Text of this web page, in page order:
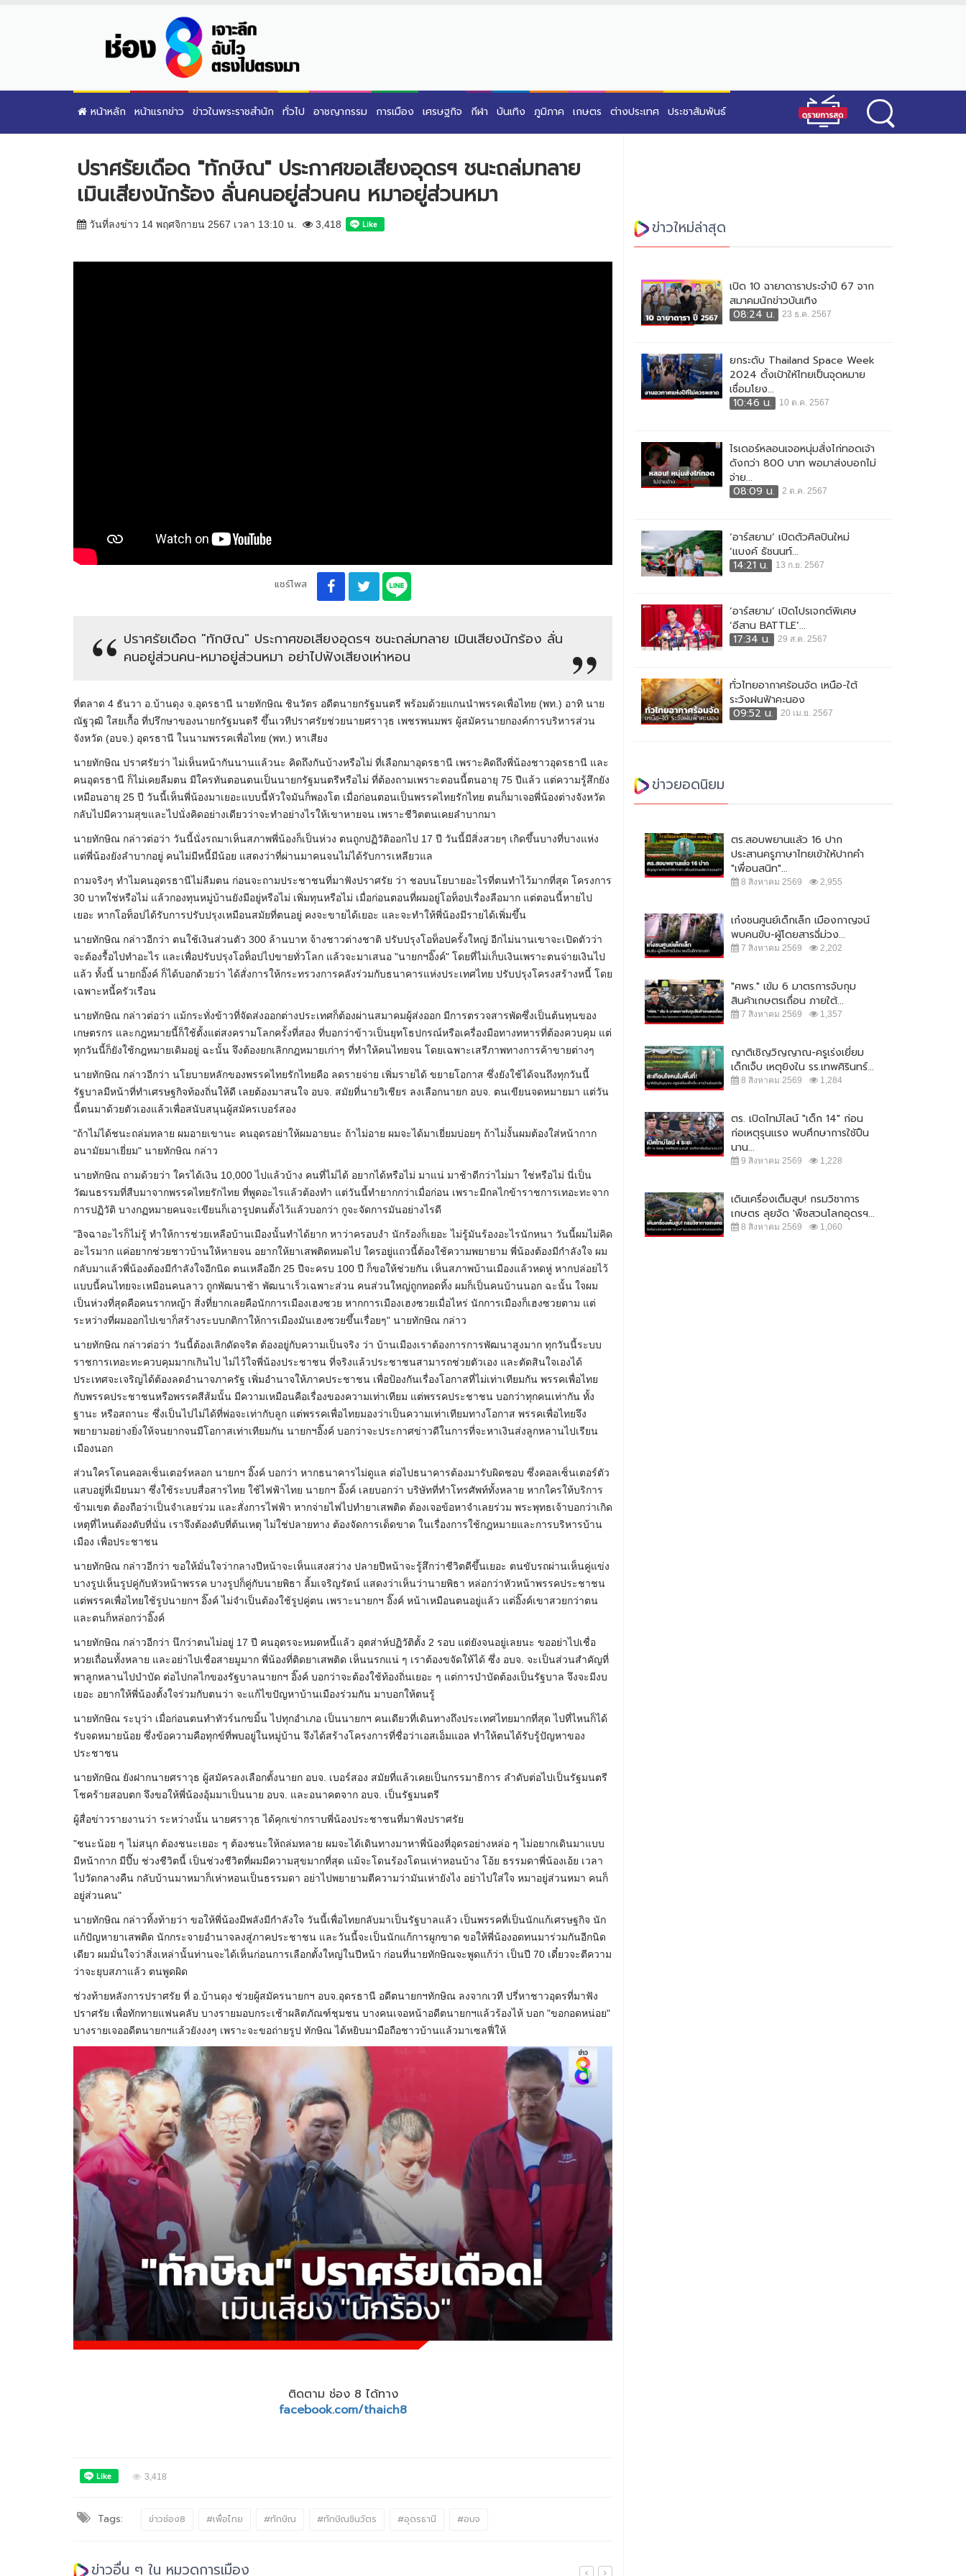
หน้าหลัก หน้าแรกข่าว ข่าวในพระราชสำนัก ทั่วไป อาชญากรรม การเมือง เศรษฐกิจ กีฬา บันเทิง ภูมิภาค เกษตร ต่างประเทศ ประชาสัมพันธ์
ปราศรัยเดือด "ทักษิณ" ประกาศขอเสียงอุดรฯ ชนะถล่มทลาย
เมินเสียงนักร้อง ลั่นคนอยู่ส่วนคน หมาอยู่ส่วนหมา
วันที่ลงข่าว 14 พฤศจิกายน 2567 เวลา 13:10 น. 3,418
แชร์โพส
ปราศรัยเดือด "ทักษิณ" ประกาศขอเสียงอุดรฯ ชนะถล่มทลาย เมินเสียงนักร้อง ลั่น
คนอยู่ส่วนคน-หมาอยู่ส่วนหมา อย่าไปฟังเสียงเห่าหอน
ที่ตลาด​ 4 ธันวา อ.บ้านดุง จ.อุดรธานี นายทักษิณ ชินวัตร อดีตนายกรัฐมนตรี พร้อมด้วยแกนนำพรรคเพื่อไทย (พท.) อาทิ นาย
ณัฐวุฒิ ใสยเกื้อ ที่ปรึกษาของนายกรัฐมนตรี ขึ้นเวทีปราศรัยช่วยนายศราวุธ เพชรพนมพร ผู้สมัครนายกองค์การบริหารส่วน
จังหวัด (อบจ.) อุดรธานี ในนามพรรคเพื่อไทย (พท.) หาเสียง
นายทักษิณ ปราศรัยว่า ไม่เห็นหน้ากันนานแล้วนะ คิดถึงกันบ้างหรือไม่ ที่เลือกมาอุดรธานี​ เพราะคิดถึงพี่น้องชาวอุดรธานี และ
คนอุดรธานี​ ก็ไม่เคยลืมตน มีใครทันตอนตนเป็นนายกรัฐมนตรีหรือไม่ ที่ต้องถามเพราะตอนนี้ตนอายุ 75 ปีแล้ว ​แต่ความรู้สึกยัง
เหมือนอายุ 25 ปี วันนี้เห็นพี่น้องมาเยอะแบบนี้หัวใจมันก็พองโต เมื่อก่อนตอนเป็นพรรคไทยรักไทย ตนก็มาเจอพี่น้องต่างจังหวัด
กลับไปมีความสุขและไปนั่งคิดอย่างเดียวว่าจะทำอย่างไรให้เขาหายจน เพราะชีวิตตนเคยลำบากมา
นายทักษิณ กล่าวต่อว่า วันนี้นั่งรถมาเห็นสภาพพี่น้องก็เป็นห่วง ตนถูกปฏิวัติออกไป 17 ปี วันนี้มีสิ่งสวยๆ เกิดขึ้นบางที่บางแห่ง
แต่พี่น้องยังลำบากอยู่ คนไม่มีหนี้มีน้อย แสดงว่าที่ผ่านมาคนจนไม่ได้รับการเหลียวแล
ถามจริงๆ ทำไมคนอุดรธานีไม่ลืมตน ก่อนจะถามประชาชนที่มาฟังปราศรัย​ ว่า ชอบนโยบายอะไรที่ตนทำไว้มากที่สุด โครงการ
30 บาทใช่หรือไม่ แล้วกองทุนหมู่บ้านยังมีอยู่หรือไม่ เพิ่มทุนหรือไม่ เมื่อก่อนตอนที่ผมอยู่โอท็อปเรื่องลือมาก แต่ตอนนี้หายไป
เยอะ หากโอท็อปได้รับการปรับปรุงเหมือนสมัยที่ตนอยู่ คงจะขายได้เยอะ และจะทำให้พี่น้องมีรายได้เพิ่มขึ้น
นายทักษิณ กล่าวอีกว่า ตนใช้เงินส่วนตัว 300 ล้านบาท​ จ้างชาวต่างชาติ ปรับปรุงโอท็อปครั้งใหญ่ อีกไม่นานเขาจะเปิดตัวว่า​
จะต้องรื้อไปทำอะไร และเพื่อปรับปรุงโอท็อปไปขายทั่วโลก แล้วจะมาเสนอ​ "นายกฯอิ๊งค์" โดยที่ไม่เก็บเงินเพราะตนจ่ายเงินไป
แล้ว ทั้งนี้ นายกอิ๊งค์ ก็ได้บอกด้วยว่า ได้สั่งการให้กระทรวงการคลังร่วมกับธนาคารแห่งประเทศไทย ปรับปรุงโครงสร้างหนี้ โดย
เฉพาะหนี้ครัวเรือน
นายทักษิณ กล่าวต่อว่า แม้กระทั่งข้าวที่จัดส่งออกต่างประเทศก็ต้องผ่านสมาคมผู้ส่งออก มีการตรวจสารพัดซึ่งเป็นต้นทุนของ
เกษตรกร และกฎหมายนี้ก็ใช้ตั้งแต่สงครามโลกครั้งที่สอง ที่บอกว่าข้าวเป็นยุทโธปกรณ์หรือเครื่องมือทางทหารที่ต้องควบคุม แต่
ทุกวันนี้ก็ยังใช้กฎหมายเดิมอยู่ ฉะนั้น จึงต้องยกเลิกกฎหมายเก่าๆ ที่ทำให้คนไทยจน โดยเฉพาะเสรีภาพทางการค้าขายต่างๆ
นายทักษิณ กล่าวอีกว่า นโยบายหลักของพรรคไทยรักไทยคือ ลดรายจ่าย เพิ่มรายได้ ขยายโอกาส ซึ่งยังใช้ได้จนถึงทุกวันนี้
รัฐบาลมีหน้าที่ทำเศรษฐกิจท้องถิ่นให้ดี เลยต้องมาสนใจ​ อบจ. สมัยที่นายวิเชียร​ ลงเลือกนายก​ อบจ. ตนเขียนจดหมายมา แต่วัน
นี้ตนมาด้วยตัวเองแล้วเพื่อสนับสนุนผู้สมัครเบอร์สอง
"ถ้าไม่ได้ชนะถล่มทลาย ผมอายเขานะ คนอุดรอย่าให้ผมอายนะ ถ้าไม่อาย ผมจะได้มาเยี่ยมบ่อยๆ ถ้าไม่งั้นผมต้องใส่หน้ากาก
อนามัยมาเยี่ยม" นายทักษิณ กล่าว
นายทักษิณ​ ถามด้วยว่า​ ใครได้เงิน 10,000 ไปแล้วบ้าง คนที่ไม่ได้ อยากได้หรือไม่ มาแน่ มาช้าดีกว่าไม่มา​ ใช่หรือไม่ นี่เป็น
วัฒนธรรมที่สืบมาจากพรรคไทยรักไทย​ ที่พูดอะไรแล้วต้องทำ แต่วันนี้ทำยากกว่าเมื่อก่อน เพราะมีกลไกข้าราชการเทอะทะจาก
การปฏิวัติ บางกฏหมายคนจะเขียนก็เอารูปตนตั้งไว้แล้วบอกว่า กูจะจัดการมันอย่างไรดี
"อิจฉาอะไรก็ไม่รู้ ทำให้การช่วยเหลือบ้านเมืองนั้นทำได้ยาก หาว่าครอบงำ นักร้องก็เยอะ ไม่รู้มันร้องอะไรนักหนา วันนี้ผมไม่คิด
อะไรมาก แค่อยากช่วยชาวบ้านให้หายจน อยากให้ยาเสพติดหมดไป ใครอยู่แถวนี้ต้องใช้ความพยายาม พี่น้องต้องมีกำลังใจ ผม
กลับมาแล้วพี่น้องต้องมีกำลังใจอีกนิด ตนเหลืออีก 25 ปีจะครบ 100 ปี ก็ขอให้ช่วยกัน เห็นสภาพบ้านเมืองแล้วหดหู่ หากปล่อยไว้
แบบนี้คนไทยจะเหมือนคนลาว ถูกพัฒนาช้า พัฒนาเร็วเฉพาะส่วน คนส่วนใหญ่ถูกทอดทิ้ง ผมก็เป็นคนบ้านนอก ฉะนั้น ใจผม
เป็นห่วงที่สุดคือคนรากหญ้า สิ่งที่ยากเลยคือนักการเมืองเฮงซวย หากการเมืองเฮงซวยเมื่อไหร่ นักการเมืองก็เฮงซวยตาม แต่
ระหว่างที่ผมออกไปเขาก็สร้างระบบกติกาให้การเมืองมันเฮงซวยขึ้นเรื่อยๆ" นายทักษิณ กล่าว
นายทักษิณ กล่าวต่อว่า วันนี้ต้องเลิกดัดจริต ต้องอยู่กับความเป็นจริง ว่า บ้านเมืองเราต้องการการพัฒนาสูงมาก ทุกวันนี้ระบบ
ราชการเทอะทะควบคุมมากเกินไป ไม่ไว้ใจพี่น้องประชาชน ที่จริงแล้วประชาชนสามารถช่วยตัวเอง และตัดสินใจเองได้
ประเทศจะเจริญได้ต้องลดอำนาจภาครัฐ เพิ่มอำนาจให้ภาคประชาชน เพื่อป้องกันเรื่องโอกาสที่ไม่เท่าเทียมกัน พรรคเพื่อไทย
กับพรรคประชาชนหรือพรรคสีส้มนั้น มีความเหมือนคือเรื่องของความเท่าเทียม แต่พรรคประชาชน บอกว่าทุกคนเท่ากัน ทั้ง
ฐานะ หรือสถานะ ซึ่งเป็นไปไม่ได้ที่พ่อจะเท่ากับลูก แต่พรรคเพื่อไทยมองว่าเป็นความเท่าเทียมทางโอกาส พรรคเพื่อไทยจึง
พยายามอย่างยิ่งให้จนยากจนมีโอกาสเท่าเทียมกัน นายกฯอิ๊งค์ บอกว่าจะประกาศข่าวดีในการที่จะหาเงินส่งลูกหลานไปเรียน
เมืองนอก
ส่วนใครโดนคอลเซ็นเตอร์หลอก นายกฯ อิ๊งค์ บอกว่า หากธนาคารไม่ดูแล ต่อไปธนาคารต้องมารับผิดชอบ ซึ่งคอลเซ็นเตอร์ตัว
แสบอยู่ที่เมียนมา ซึ่งใช้ระบบสื่อสารไทย ใช้ไฟฟ้าไทย นายกฯ อิ๊งค์ เลยบอกว่า บริษัทที่ทำโทรศัพท์ทั้งหลาย หากใครให้บริการ
ข้ามเขต ต้องถือว่าเป็นจำเลยร่วม และสั่งการไฟฟ้า หากจ่ายไฟไปทำยาเสพติด ต้องเจอข้อหาจำเลยร่วม พระพุทธเจ้าบอกว่าเกิด
เหตุที่ไหนต้องดับที่นั่น เราจึงต้องดับที่ต้นเหตุ ไม่ใช่ปลายทาง ต้องจัดการเด็ดขาด ในเรื่องการใช้กฎหมายและการบริหารบ้าน
เมือง เพื่อประชาชน
นายทักษิณ กล่าวอีกว่า ขอให้มั่นใจว่ากลางปีหน้าจะเห็นแสงสว่าง ปลายปีหน้าจะรู้สึกว่าชีวิตดีขึ้นเยอะ ตนขับรถผ่านเห็นคู่แข่ง
บางรูปเห็นรูปคู่กับหัวหน้าพรรค บางรูปก็คู่กับนายพิธา ลิ้มเจริญรัตน์ แสดงว่าเห็นว่านายพิธา หล่อกว่าหัวหน้าพรรคประชาชน
แต่พรรคเพื่อไทยใช้รูปนายกฯ อิ๊งค์ ไม่จำเป็นต้องใช้รูปคู่ตน เพราะนายกฯ อิ๊งค์ หน้าเหมือนตนอยู่แล้ว แต่อิ๊งค์เขาสวยกว่าตน
และตนก็หล่อกว่าอิ๊งค์
นายทักษิณ กล่าวอีกว่า นึกว่าตนไม่อยู่ 17 ปี คนอุดรจะหมดหนี้แล้ว อุตส่าห์ปฏิวัติตั้ง 2 รอบ แต่ยังจนอยู่เลยนะ ขออย่าไปเชื่อ
หวยเถื่อนทั้งหลาย และอย่าไปเชื่อสายมูมาก พี่น้องที่ติดยาเสพติด เห็นนรกแน่ ๆ เราต้องขจัดให้ได้ ซึ่ง อบจ. จะเป็นส่วนสำคัญที่
พาลูกหลานไปบำบัด ต่อไปกลไกของรัฐบาลนายกฯ อิ๊งค์ บอกว่าจะต้องใช้ท้องถิ่นเยอะ ๆ แต่การบำบัดต้องเป็นรัฐบาล จึงจะมีงบ
เยอะ อยากให้พี่น้องตั้งใจร่วมกับตนว่า จะแก้ไขปัญหาบ้านเมืองร่วมกัน มาบอกให้ตนรู้
นายทักษิณ ระบุว่า เมื่อก่อนตนทำทัวร์นกขมิ้น ไปทุกอำเภอ เป็นนายกฯ คนเดียวที่เดินทางถึงประเทศไทยมากที่สุด ไปที่ไหนก็ได้
รับจดหมายน้อย ซึ่งข้อความคือทุกข์ที่พบอยู่ในหมู่บ้าน จึงได้สร้างโครงการที่ชื่อว่าเอสเอ็มแอล ทำให้ตนได้รับรู้ปัญหาของ
ประชาชน
นายทักษิณ ยังฝากนายศราวุธ ผู้สมัครลงเลือกตั้งนายก อบจ. เบอร์สอง สมัยที่แล้วเคยเป็นกรรมาธิการ ลำดับต่อไปเป็นรัฐมนตรี
โชคร้ายสอบตก จึงขอให้พี่น้องอุ้มมาเป็นนาย อบจ. และอนาคตจาก อบจ. เป็นรัฐมนตรี
ผู้สื่อข่าวรายงานว่า ระหว่างนั้น นายศราวุธ ได้คุกเข่ากราบพี่น้องประชาชนที่มาฟังปราศรัย
"ชนะน้อย ๆ ไม่สนุก ต้องชนะเยอะ ๆ ต้องชนะให้ถล่มทลาย ผมจะได้เดินทางมาหาพี่น้องที่อุดรอย่างหล่อ ๆ ไม่อยากเดินมาแบบ
มีหน้ากาก มีปี๊บ ช่วงชีวิตนี้ เป็นช่วงชีวิตที่ผมมีความสุขมากที่สุด แม้จะโดนร้องโดนเห่าหอนบ้าง โอ้ย ธรรมดาพี่น้องเอ้ย เวลา
ไปวัดกลางคืน กลับบ้านมาหมาก็เห่าหอนเป็นธรรมดา อย่าไปพยายามตีความว่ามันเห่ายังไง อย่าไปใส่ใจ หมาอยู่ส่วนหมา คนก็
อยู่ส่วนคน"
นายทักษิณ กล่าวทิ้งท้ายว่า ขอให้พี่น้องมีพลังมีกำลังใจ วันนี้เพื่อไทยกลับมาเป็นรัฐบาลแล้ว เป็นพรรคที่เป็นนักแก้เศรษฐกิจ นัก
แก้ปัญหายาเสพติด นักกระจายอำนาจลงสู่ภาคประชาชน และวันนี้จะเป็นนักแก้การผูกขาด ขอให้พี่น้องอดทนมาร่วมกันอีกนิด
เดียว ผมมั่นใจว่าสิ่งเหล่านั้นท่านจะได้เห็นก่อนการเลือกตั้งใหญ่ในปีหน้า ก่อนที่นายทักษิณจะพูดแก้ว่า เป็นปี 70 เดี๋ยวจะตีความ
ว่าจะยุบสภาแล้ว ตนพูดผิด
ช่วงท้ายหลังการปราศรัย ที่ อ.บ้านดุง ช่วยผู้สมัครนายกฯ อบจ.อุดรธานี อดีตนายกฯทักษิณ ลงจากเวที ปรี่หาชาวอุดรที่มาฟัง
ปราศรัย เพื่อทักทายแฟนคลับ​ บางรายมอบกระเช้าผลิตภัณฑ์ชุมชน บางคนเจอหน้าอดีตนายกฯแล้วร้องไห้ บอก "ขอกอดหน่อย"
บางรายเจออดีตนายกฯแล้วยังงงๆ เพราะจะขอถ่ายรูป ทักษิณ ได้หยิบมามือถือชาวบ้านแล้วมาเซลฟี่ให้
ติดตาม ช่อง 8 ได้ทาง
facebook.com/thaich8
3,418
Tags: ข่าวช่อง8 #เพื่อไทย #ทักษิณ #ทักษิณชินวัตร #อุดรธานี #อบจ
ข่าวอื่น ๆ ใน หมวดการเมือง
ข่าวใหม่ล่าสุด
เปิด 10 ฉายาดาราประจำปี 67 จาก
สมาคมนักข่าวบันเทิง
08:24 น.
23 ธ.ค. 2567
ยกระดับ Thailand Space Week
2024 ตั้งเป้าให้ไทยเป็นจุดหมาย
เชื่อมโยง...
10:46 น.
10 ต.ค. 2567
ไรเดอร์หลอนเจอหนุ่มสั่งไก่ทอดเจ้า
ดังกว่า 800 บาท พอมาส่งบอกไม่
จ่าย...
08:09 น.
2 ต.ค. 2567
‘อาร์สยาม’ เปิดตัวศิลปินใหม่
‘แบงค์ ธัชนนท์...
14:21 น.
13 ก.ย. 2567
‘อาร์สยาม’ เปิดโปรเจกต์พิเศษ
‘อีสาน BATTLE’...
17:34 น.
29 ส.ค. 2567
ทั่วไทยอากาศร้อนจัด เหนือ-ใต้
ระวังฝนฟ้าคะนอง
09:52 น.
20 เม.ย. 2567
ข่าวยอดนิยม
ตร.สอบพยานแล้ว 16 ปาก
ประสานครูภาษาไทยเข้าให้ปากคำ
"เพื่อนสนิท"...
8 สิงหาคม 2569 2,955
เก๋งชนศูนย์เด็กเล็ก เมืองกาญจน์
พบคนขับ-ผู้โดยสารฉี่ม่วง...
7 สิงหาคม 2569 2,202
"ศพร." เข้ม 6 มาตรการจับกุม
สินค้าเกษตรเถื่อน ภายใต้...
7 สิงหาคม 2569 1,357
ญาติเชิญวิญญาณ-ครูเร่งเยี่ยม
เด็กเจ็บ เหตุยิงใน รร.เทพศิรินทร์...
8 สิงหาคม 2569 1,284
ตร. เปิดไทม์ไลน์ "เด็ก 14" ก่อน
ก่อเหตุรุนแรง พบศึกษาการใช้ปืน
นาน...
9 สิงหาคม 2569 1,228
เดินเครื่องเต็มสูบ! กรมวิชาการ
เกษตร ลุยจัด 'พืชสวนโลกอุดรฯ...
8 สิงหาคม 2569 1,060